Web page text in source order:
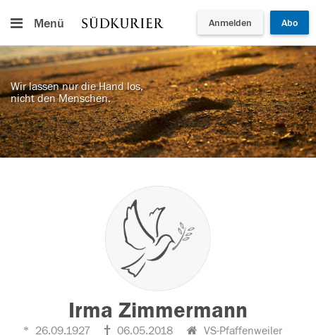
Menü Anmelden Abo
Wir lassen nur die Hand los,
nicht den Menschen.
Irma Zimmermann
26.09.1927 06.05.2018 VS-Pfaffenweiler